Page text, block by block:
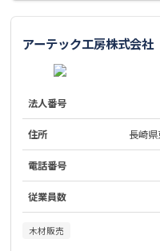
アーテック工房株式会社
法人番号
住所 長崎
電話番号
従業員数
木材販売